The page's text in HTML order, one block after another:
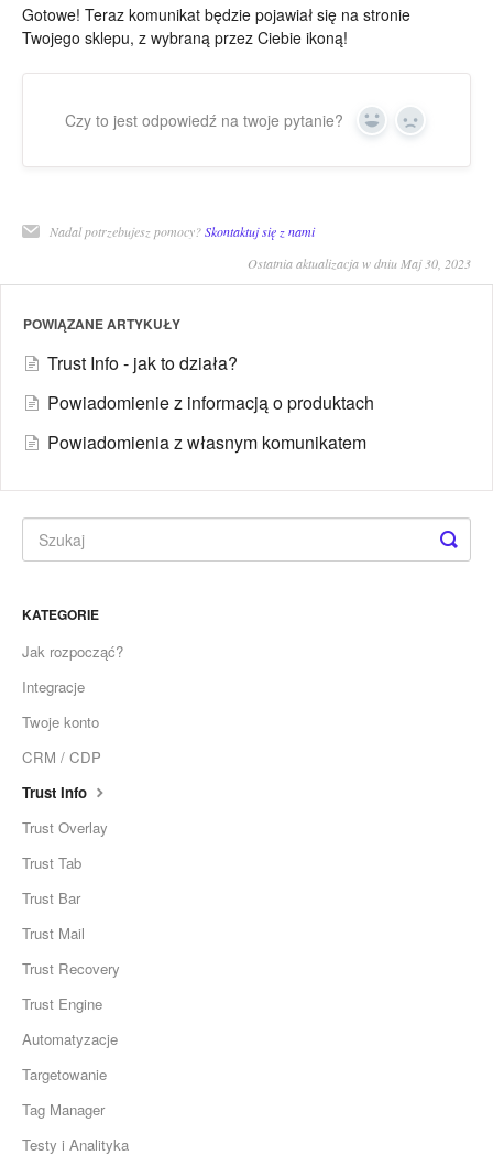
Gotowe! Teraz komunikat będzie pojawiał się na stronie
Twojego sklepu, z wybraną przez Ciebie ikoną!
Czy to jest odpowiedź na twoje pytanie? Yes No
Nadal potrzebujesz pomocy?Skontaktuj się z nami
Ostatnia aktualizacja w dniu Maj 30, 2023
POWIĄZANE ARTYKUŁY
Trust Info - jak to działa?
Powiadomienie z informacją o produktach
Powiadomienia z własnym komunikatem
KATEGORIE
Jak rozpocząć?
Integracje
Twoje konto
CRM / CDP
Trust Info
Trust Overlay
Trust Tab
Trust Bar
Trust Mail
Trust Recovery
Trust Engine
Automatyzacje
Targetowanie
Tag Manager
Testy i Analityka